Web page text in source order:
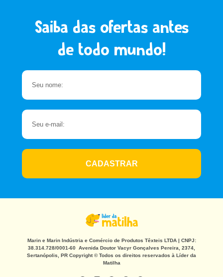
Saiba das ofertas antes
de todo mundo!
CADASTRAR
Marin e Marin Indústria e Comércio de Produtos Têxteis LTDA | CNPJ:
38.314.728/0001-60 Avenida Doutor Vacyr Gonçalves Pereira, 2374,
Sertanópolis, PR Copyright © Todos os direitos reservados à Líder da
Matilha